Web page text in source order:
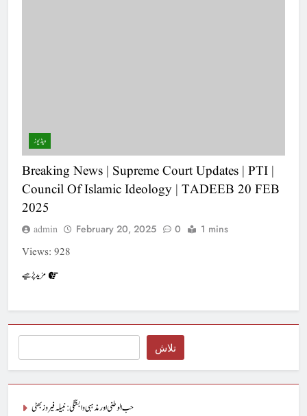
ویڈیوز
Breaking News | Supreme Court Updates | PTI |
Council Of Islamic Ideology | TADEEB 20 FEB
2025
admin February 20, 2025 0 1 mins
Views: 928
مزید پڑھیے
تلاش
حب الوطنی اور مذہبی وابستگی : نبیلہ فیروز بھٹی